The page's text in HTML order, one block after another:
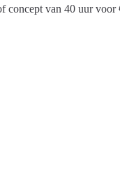
concept van 40 uur voor